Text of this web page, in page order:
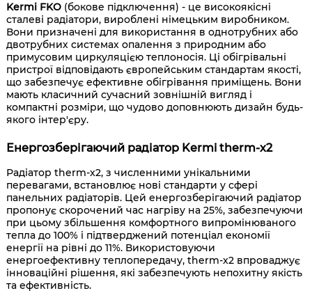
Kermi FKO (бокове підключення) - це високоякісні
сталеві радіатори, вироблені німецьким виробником.
Вони призначені для використання в однотрубних або
двотрубних системах опалення з природним або
примусовим циркуляцією теплоносія. Ці обігрівальні
пристрої відповідають європейським стандартам якості,
що забезпечує ефективне обігрівання приміщень. Вони
мають класичний сучасний зовнішній вигляд і
компактні розміри, що чудово доповнюють дизайн будь-
якого інтер'єру.
Енергозберігаючий радіатор Kermi therm-x2
Радіатор therm-x2, з численними унікальними
перевагами, встановлює нові стандарти у сфері
панельних радіаторів. Цей енергозберігаючий радіатор
пропонує скорочений час нагріву на 25%, забезпечуючи
при цьому збільшення комфортного випромінюваного
тепла до 100% і підтверджений потенціал економії
енергії на рівні до 11%. Використовуючи
енергоефективну теплопередачу, therm-x2 впроваджує
інноваційні рішення, які забезпечують непохитну якість
та ефективність.